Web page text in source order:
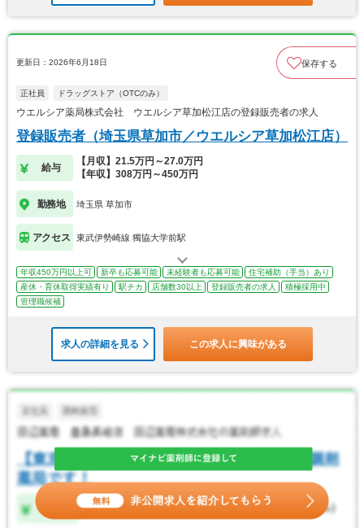
更新日：2026年6月18日 保存する
正社員 ドラッグストア（OTCのみ）
ウエルシア薬局株式会社 ウエルシア草加松江店の登録販売者の求人
登録販売者（埼玉県草加市／ウエルシア草加松江店）
給与
【月収】21.5万円～27.0万円
【年収】308万円～450万円
勤務地 埼玉県 草加市
アクセス 東武伊勢崎線 獨協大学前駅
年収450万円以上可 新卒も応募可能 未経験者も応募可能
住宅補助（手当）あり
産休・育休取得実績有り
駅チカ 店舗数30以上 登録販売者の求人
積極採用中
管理職候補
求人の詳細を見る この求人に興味がある